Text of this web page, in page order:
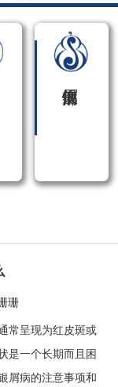
珊
呈现为红皮斑或
是一个长期而且困
屑病的注意事项和